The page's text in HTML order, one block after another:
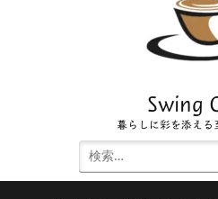
Swing
暮らしに彩を添える
検
索: